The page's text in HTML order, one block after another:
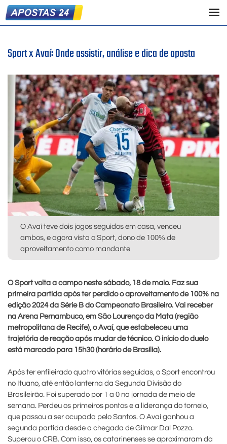
Sport x Avaí: Onde assistir, análise e dica de aposta
O Avaí teve dois jogos seguidos em casa, venceu
ambos, e agora vista o Sport, dono de 100% de
aproveitamento como mandante
O Sport volta a campo neste sábado, 18 de maio. Faz sua
primeira partida após ter perdido o aproveitamento de 100% na
edição 2024 da Série B do Campeonato Brasileiro. Vai receber
na Arena Pernambuco, em São Lourenço da Mata (região
metropolitana de Recife), o Avaí, que estabeleceu uma
trajetória de reação após mudar de técnico. O início do duelo
está marcado para 15h30 (horário de Brasília).
Após ter enfileirado quatro vitórias seguidas, o Sport encontrou
no Ituano, até então lanterna da Segunda Divisão do
Brasileirão. Foi superado por 1 a 0 na jornada de meio de
semana. Perdeu os primeiros pontos e a liderança do torneio,
que passou a ser ocupada pelo Santos. O Avaí ganhou a
segunda partida desde a chegada de Gilmar Dal Pozzo.
Superou o CRB. Com isso, os catarinenses se aproximaram da